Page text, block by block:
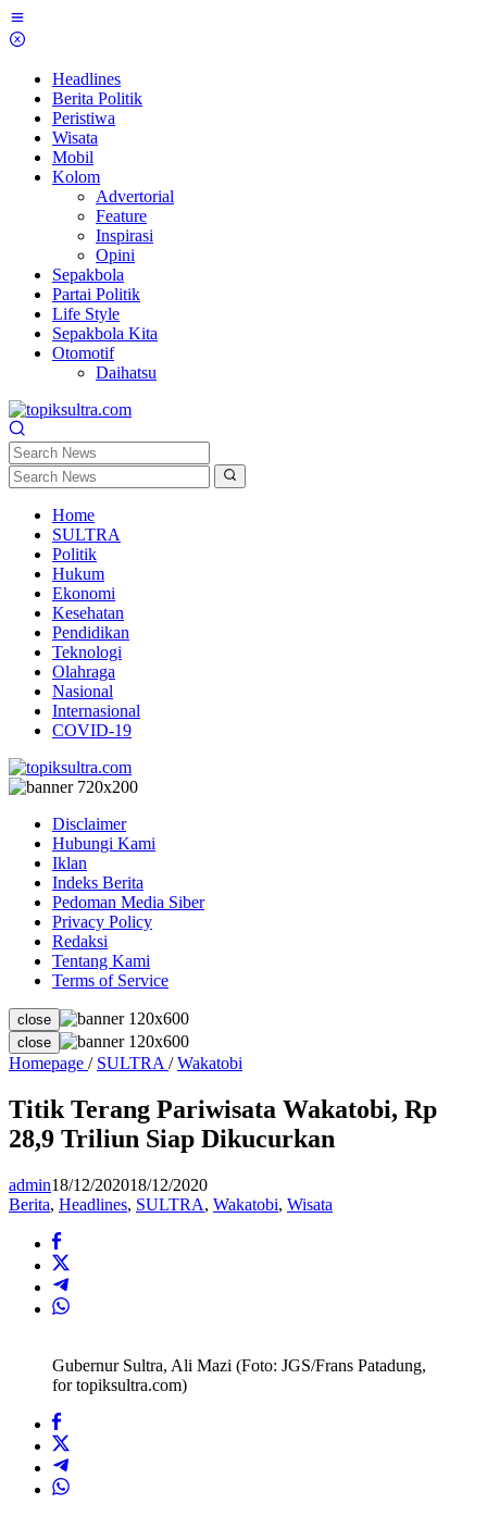
Skip
to
Headlines
Berita Politik
Peristiwa
Wisata
Mobil
Kolom
Advertorial
Feature
Inspirasi
Opini
Sepakbola
Partai Politik
Life Style
Sepakbola Kita
Otomotif
Daihatsu
Home
SULTRA
Politik
Hukum
Ekonomi
Kesehatan
Pendidikan
Teknologi
Olahraga
Nasional
Internasional
COVID-19
Disclaimer
Hubungi Kami
Iklan
Indeks Berita
Pedoman Media Siber
Privacy Policy
Redaksi
Tentang Kami
Terms of Service
close
close
Homepage / SULTRA / Wakatobi
Pariwisata
Wakatobi,
Rp
Siap
Dikucurkan
Titik Terang Pariwisata Wakatobi, Rp
28,9 Triliun Siap Dikucurkan
admin18/12/202018/12/2020
Berita, Headlines, SULTRA, Wakatobi, Wisata
Gubernur Sultra, Ali Mazi (Foto: JGS/Frans Patadung,
for topiksultra.com)